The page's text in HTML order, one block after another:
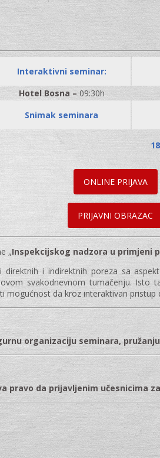
Interaktivni seminar:
Hotel Bosna – 09:30h
Snimak seminara
ONLINE PRIJAVA
PRIJAVNI OBRAZAC
„Inspekcijskog nadzora u primjeni
i indirektnih poreza sa
svakodnevnom tumačenju.
mogućnost da kroz interaktivan
organizaciju seminara,
pravo da prijavljenim učesnicima